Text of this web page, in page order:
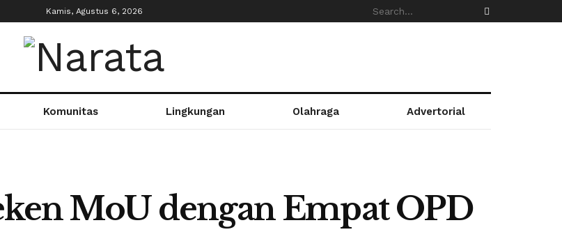
Kamis, Agustus 6, 2026
Komunitas Lingkungan Olahraga Advertorial
MoU dengan Empat OPD